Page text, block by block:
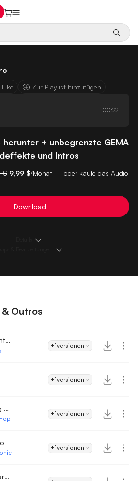
Like Zur Playlist hinzufügen
00:22
+ unbegrenzte GEMA
und Intros
$ 9,99 $/Monat — oder kaufe das Audio
Download
Outros
Vintage Vibes Intro
+1versionen
+1versionen
Lucky Bouncing Hip-Hop
+1versionen
+1versionen
Happy New Year Intro